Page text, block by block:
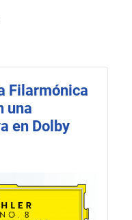
Filarmónica
una
en Dolby